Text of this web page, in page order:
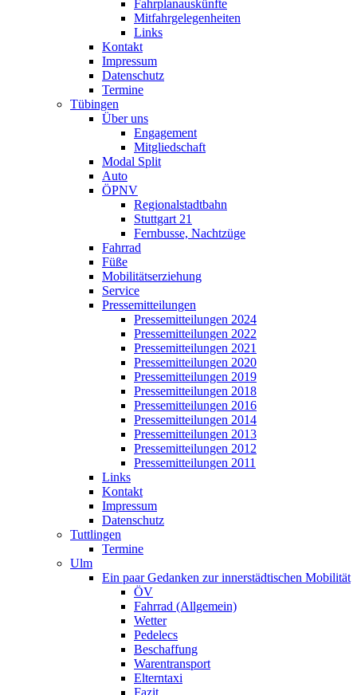
Fahrplanauskünfte
Mitfahrgelegenheiten
Links
Kontakt
Impressum
Datenschutz
Termine
Tübingen
Über uns
Engagement
Mitgliedschaft
Modal Split
Auto
ÖPNV
Regionalstadtbahn
Stuttgart 21
Fernbusse, Nachtzüge
Fahrrad
Füße
Mobilitätserziehung
Service
Pressemitteilungen
Pressemitteilungen 2024
Pressemitteilungen 2022
Pressemitteilungen 2021
Pressemitteilungen 2020
Pressemitteilungen 2019
Pressemitteilungen 2018
Pressemitteilungen 2016
Pressemitteilungen 2014
Pressemitteilungen 2013
Pressemitteilungen 2012
Pressemitteilungen 2011
Links
Kontakt
Impressum
Datenschutz
Tuttlingen
Termine
Ulm
Ein paar Gedanken zur innerstädtischen Mobilität
ÖV
Fahrrad (Allgemein)
Wetter
Pedelecs
Beschaffung
Warentransport
Elterntaxi
Fazit